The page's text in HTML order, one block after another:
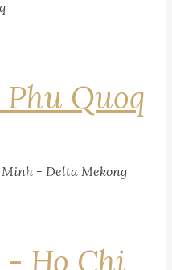
Quoq
Ho Chi